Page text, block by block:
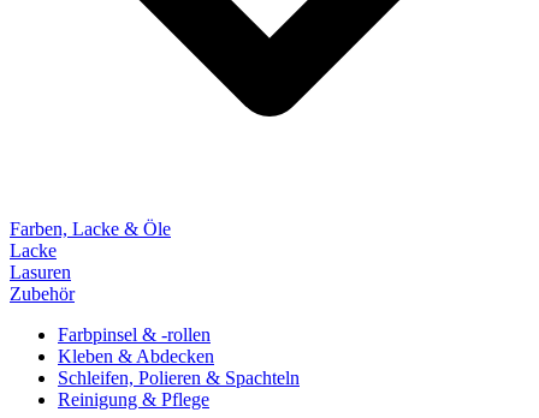
Farben, Lacke & Öle
Lacke
Lasuren
Zubehör
Farbpinsel & -rollen
Kleben & Abdecken
Schleifen, Polieren & Spachteln
Reinigung & Pflege